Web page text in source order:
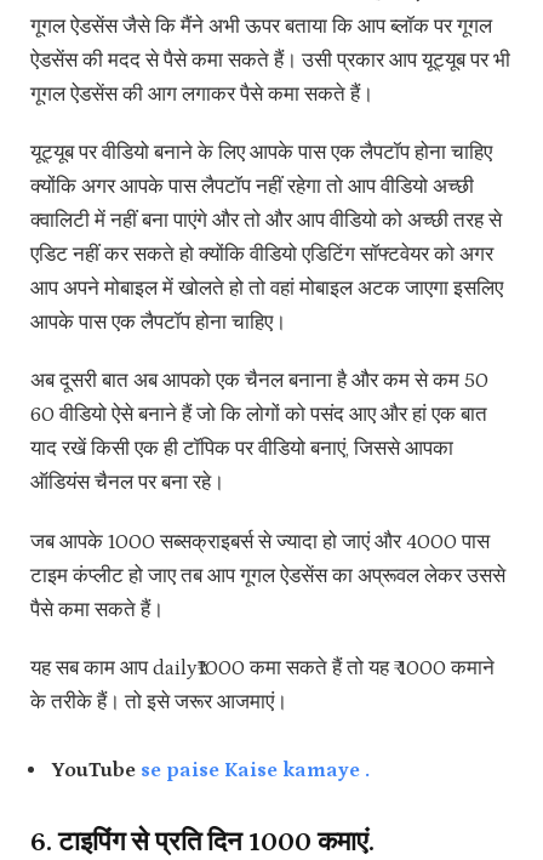
गूगल ऐडसेंस जैसे कि मैंने अभी ऊपर बताया कि आप ब्लॉक पर गूगल
ऐडसेंस की मदद से पैसे कमा सकते हैं। उसी प्रकार आप यूट्यूब पर भी
गूगल ऐडसेंस की आग लगाकर पैसे कमा सकते हैं।
यूट्यूब पर वीडियो बनाने के लिए आपके पास एक लैपटॉप होना चाहिए
क्योंकि अगर आपके पास लैपटॉप नहीं रहेगा तो आप वीडियो अच्छी
क्वालिटी में नहीं बना पाएंगे और तो और आप वीडियो को अच्छी तरह से
एडिट नहीं कर सकते हो क्योंकि वीडियो एडिटिंग सॉफ्टवेयर को अगर
आप अपने मोबाइल में खोलते हो तो वहां मोबाइल अटक जाएगा इसलिए
आपके पास एक लैपटॉप होना चाहिए।
अब दूसरी बात अब आपको एक चैनल बनाना है और कम से कम 50
60 वीडियो ऐसे बनाने हैं जो कि लोगों को पसंद आए और हां एक बात
याद रखें किसी एक ही टॉपिक पर वीडियो बनाएं, जिससे आपका
ऑडियंस चैनल पर बना रहे।
जब आपके 1000 सब्सक्राइबर्स से ज्यादा हो जाएं और 4000 पास
टाइम कंप्लीट हो जाए तब आप गूगल ऐडसेंस का अप्रूवल लेकर उससे
पैसे कमा सकते हैं।
यह सब काम आप daily₹1000 कमा सकते हैं तो यह ₹ 1000 कमाने
के तरीके हैं। तो इसे जरूर आजमाएं।
YouTube se paise Kaise kamaye .
6. टाइपिंग से प्रति दिन ₹1000 कमाएं.